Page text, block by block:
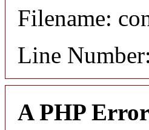
Filename:
Line
A PHP